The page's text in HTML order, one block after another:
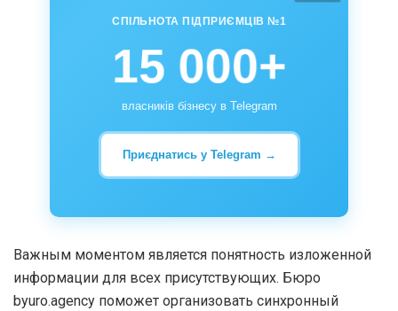
СПІЛЬНОТА ПІДПРИЄМЦІВ №1
15 000+
власників бізнесу в Telegram
Приєднатись у Telegram →
Важным моментом является понятность изложенной
информации для всех присутствующих. Бюро
byuro.agency поможет организовать синхронный